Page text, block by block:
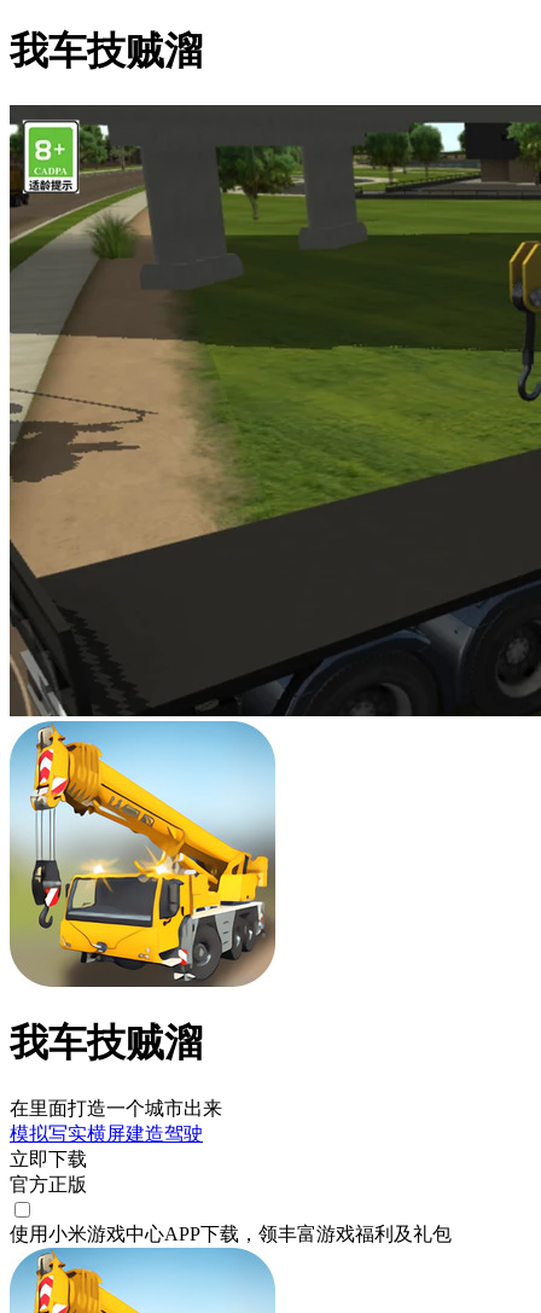
我车技贼溜
我车技贼溜
在里面打造一个城市出来
模拟写实横屏建造驾驶
立即下载
官方正版
使用小米游戏中心APP下载 ，领丰富游戏福利 及礼包